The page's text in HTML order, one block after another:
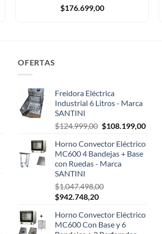
$176.699,00
OFERTAS
Freidora Eléctrica
Industrial 6 Litros - Marca
SANTINI
$124.999,00 El
original
era:
$124.999,00.
$108.199,00El
actual
Horno Convector Eléctrico
MC600 4 Bandejas + Base
con Ruedas - Marca
SANTINI
$1.047.498,00
El
original
era:
$942.748,20El
actual
es:
Horno Convector Eléctrico
MC600 Con Base y 6